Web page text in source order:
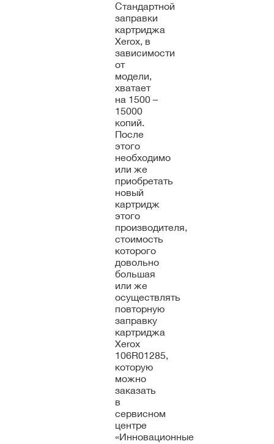
Стандартной
заправки
картриджа
Xerox, в
зависимости
от
модели,
хватает
на 1500 –
15000
копий.
После
этого
необходимо
или же
приобретать
новый
картридж
этого
производителя,
стоимость
которого
довольно
большая
или же
осуществлять
повторную
заправку
картриджа
Xerox
106R01285,
которую
можно
заказать
в
сервисном
центре
«Инновационные